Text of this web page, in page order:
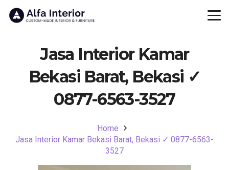
Jasa Interior Kamar
Bekasi Barat, Bekasi ✓
0877-6563-3527
Home
Jasa Interior Kamar Bekasi Barat, Bekasi ✓ 0877-6563-
3527